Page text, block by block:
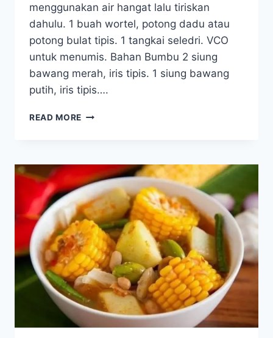
menggunakan air hangat lalu tiriskan
dahulu. 1 buah wortel, potong dadu atau
potong bulat tipis. 1 tangkai seledri. VCO
untuk menumis. Bahan Bumbu 2 siung
bawang merah, iris tipis. 1 siung bawang
putih, iris tipis….
READ MORE SAYUR